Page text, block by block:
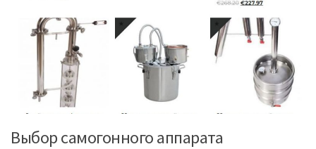
Выбор самогонного аппарата